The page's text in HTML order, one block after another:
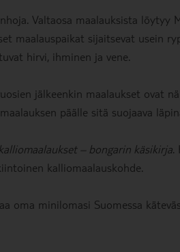
Valtaosa maalauksista löytyy
maalauspaikat sijaitsevat usein
hirvi, ihminen ja vene.
jälkeenkin maalaukset ovat
päälle sitä suojaava
– bongarin käsikirja.
kalliomaalauskohde.
oma minilomasi Suomessa